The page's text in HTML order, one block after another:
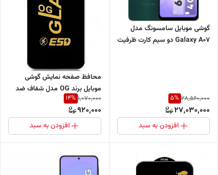
گوشی موبایل سامسونگ مدل
Galaxy A07 دو سیم کارت ظرفیت
28,560,000
5%
27,030,000
افزودن به سبد
محافظ صفحه نمایش گوشی
موبایل برند OG مدل شفاف ضد
خش و ضد ضربه (فروش عمده
حداقل 10 عدد)
1,070,000
14%
920,000
افزودن به سبد